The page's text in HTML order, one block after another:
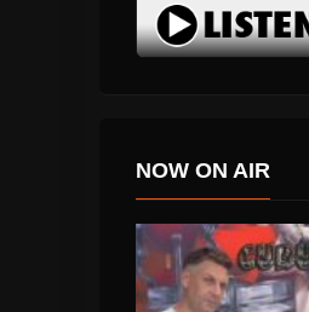
NOW ON AIR